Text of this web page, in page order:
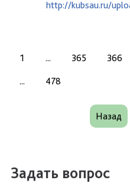
http://kubsau.ru/
1 ... 365 366
... 478
Назад
Задать вопрос